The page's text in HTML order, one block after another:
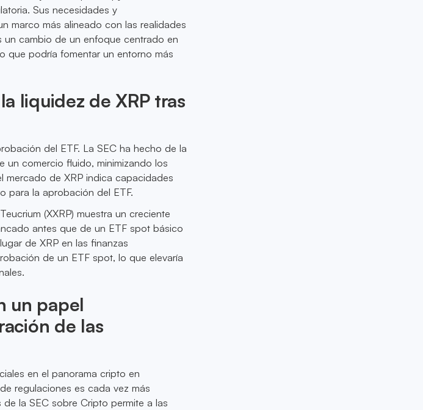
Sus necesidades y
marco más alineado con las realidades
cambio de un enfoque centrado en
que podría fomentar un entorno más
liquidez de XRP tras
del ETF. La SEC ha hecho de la
un comercio fluido, minimizando los
de XRP indica capacidades
para la aprobación del ETF.
(XXRP) muestra un creciente
antes que de un ETF spot básico
de XRP en las finanzas
de un ETF spot, lo que elevaría
un papel
de las
en el panorama cripto en
regulaciones es cada vez más
la SEC sobre Cripto permite a las